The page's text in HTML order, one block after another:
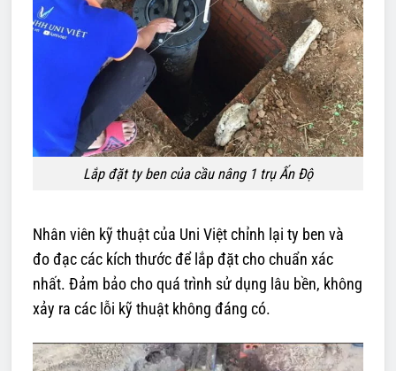
Lắp đặt ty ben của cầu nâng 1 trụ Ấn Độ
Nhân viên kỹ thuật của Uni Việt chỉnh lại ty ben và
đo đạc các kích thước để lắp đặt cho chuẩn xác
nhất. Đảm bảo cho quá trình sử dụng lâu bền, không
xảy ra các lỗi kỹ thuật không đáng có.